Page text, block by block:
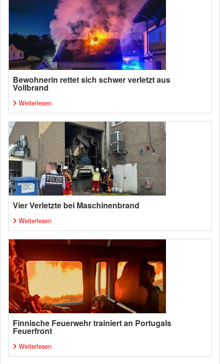
Bewohnerin rettet sich schwer verletzt aus
Vollbrand
Weiterlesen
Vier Verletzte bei Maschinenbrand
Weiterlesen
Finnische Feuerwehr trainiert an Portugals
Feuerfront
Weiterlesen